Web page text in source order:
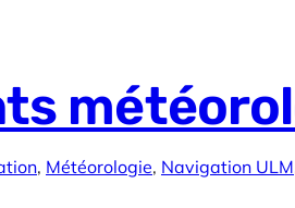
, Météorologie, Navigation ULM